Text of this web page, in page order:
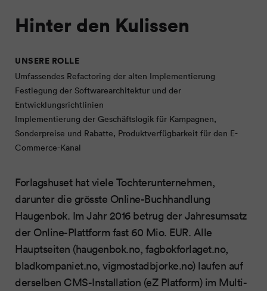
Hinter den Kulissen
UNSERE ROLLE
Umfassendes Refactoring der alten Implementierung
Festlegung der Softwarearchitektur und der
Entwicklungsrichtlinien
Implementierung der Geschäftslogik für Kampagnen,
Sonderpreise und Rabatte, Produktverfügbarkeit für den E-
Commerce-Kanal
Forlagshuset hat viele Tochterunternehmen,
darunter die grösste Online-Buchhandlung
Haugenbok. Im Jahr 2016 betrug der Jahresumsatz
der Online-Plattform fast 60 Mio. EUR. Alle
Hauptseiten (haugenbok.no, fagbokforlaget.no,
bladkompaniet.no, vigmostadbjorke.no) laufen auf
derselben CMS-Installation (eZ Platform) im Multi-